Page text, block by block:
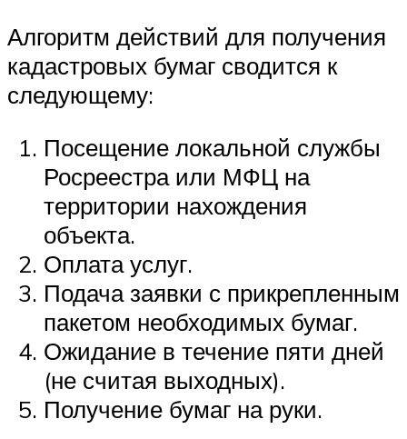
Алгоритм действий для получения
кадастровых бумаг сводится к
следующему:
Посещение локальной службы
Росреестра или МФЦ на
территории нахождения
объекта.
Оплата услуг.
Подача заявки с прикрепленным
пакетом необходимых бумаг.
Ожидание в течение пяти дней
(не считая выходных).
Получение бумаг на руки.